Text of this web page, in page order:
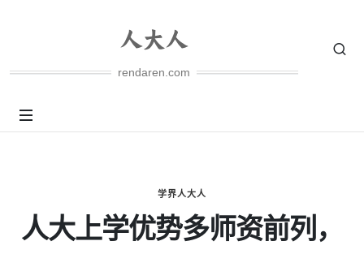
rendaren.com
学界人大人
人大上学优势多师资前列，